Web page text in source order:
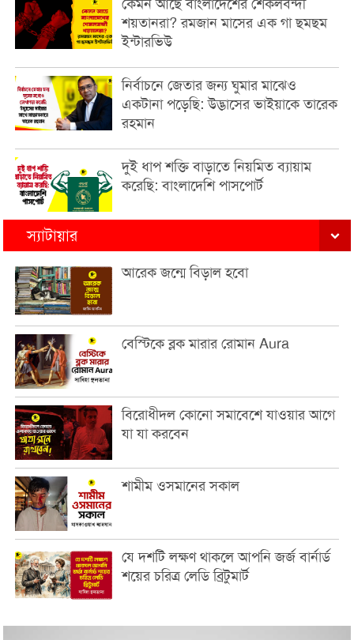
শয়তানরা? রমজান মাসের এক গা ছমছম
ইন্টারভিউ
নির্বাচনে জেতার জন্য ঘুমার মাঝেও
একটানা পড়েছি: উদ্ভাসের ভাইয়াকে তারেক
রহমান
দুই ধাপ শক্তি বাড়াতে নিয়মিত ব্যায়াম
করেছি: বাংলাদেশি পাসপোর্ট
স্যাটায়ার
আরেক জন্মে বিড়াল হবো
বেস্টিকে ব্লক মারার রোমান Aura
বিরোধীদল কোনো সমাবেশে যাওয়ার আগে
যা যা করবেন
শামীম ওসমানের সকাল
যে দশটি লক্ষণ থাকলে আপনি জর্জ বার্নার্ড
শয়ের চরিত্র লেডি ব্রিটুমার্ট